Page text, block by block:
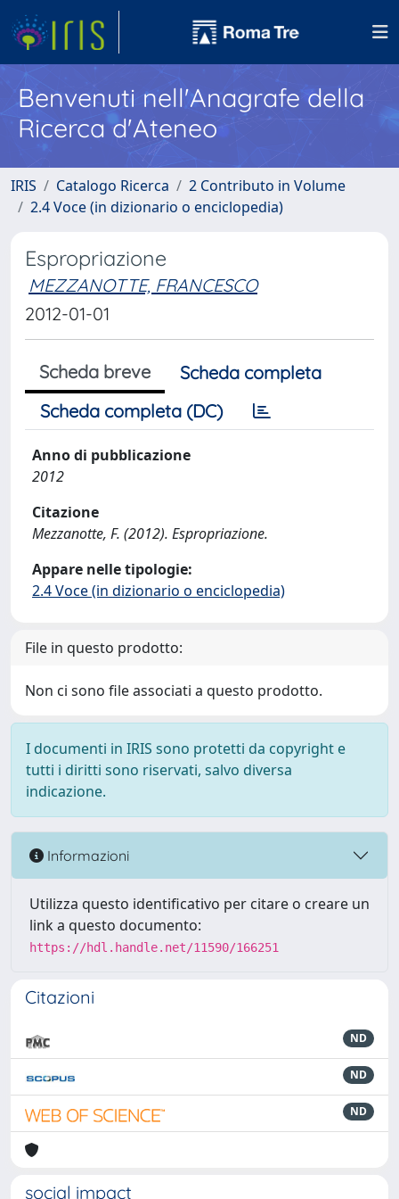
Benvenuti nell'Anagrafe della
Ricerca d'Ateneo
IRIS Catalogo Ricerca
2 Contributo in Volume
2.4 Voce (in dizionario o enciclopedia)
Espropriazione
MEZZANOTTE, FRANCESCO
2012-01-01
Scheda breve
Scheda completa
Scheda completa (DC)
Anno di pubblicazione
2012
Citazione
Mezzanotte, F. (2012). Espropriazione.
Appare nelle tipologie:
2.4 Voce (in dizionario o enciclopedia)
File in questo prodotto:
Non ci sono file associati a questo prodotto.
I documenti in IRIS sono protetti da copyright e
tutti i diritti sono riservati, salvo diversa
indicazione.
Informazioni
Utilizza questo identificativo per citare o creare un
link a questo documento:
https://hdl.handle.net/11590/166251
Citazioni
ND
ND
ND
social impact